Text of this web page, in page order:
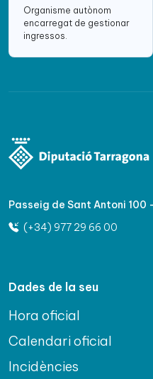
Organisme autònom
encarregat de gestionar
ingressos.
Passeig de Sant Antoni
(+34) 977 29 66 00
Dades de la seu
Hora oficial
Calendari oficial
Incidències